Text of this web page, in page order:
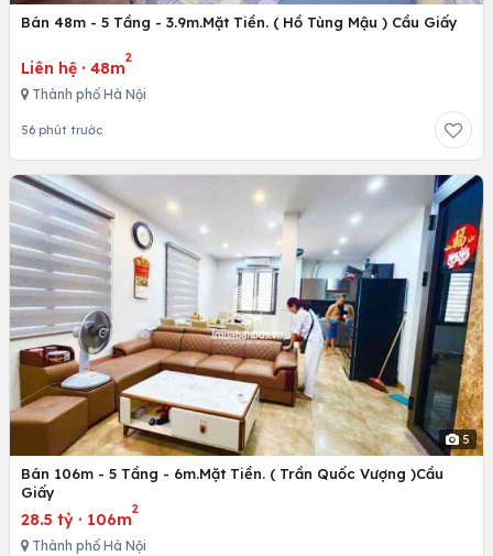
Bán 48m - 5 Tầng - 3.9m.Mặt Tiền. ( Hồ Tùng Mậu ) Cầu Giấy
Liên hệ · 48m
2
Thành phố Hà Nội
56 phút trước
5
Bán 106m - 5 Tầng - 6m.Mặt Tiền. ( Trần Quốc Vượng )Cầu
Giấy
28.5 tỷ · 106m
2
Thành phố Hà Nội